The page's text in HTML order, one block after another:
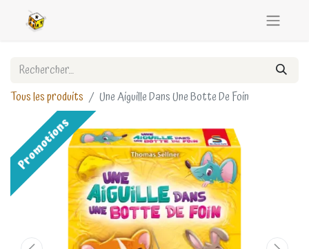
Tous les produits Une Aiguille Dans Une Botte De Foin
Promotions